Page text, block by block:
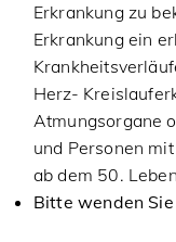
Erkrankung zu
Erkrankung ein
Herz-
Atmungsorgane
und Personen
ab dem 50.
Bitte wenden